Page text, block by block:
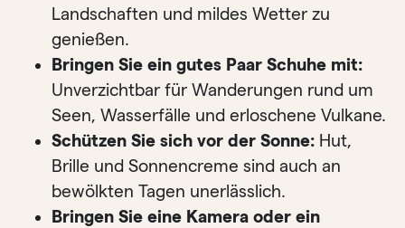
Landschaften und mildes Wetter zu
genießen.
Bringen Sie ein gutes Paar Schuhe mit:
Unverzichtbar für Wanderungen rund um
Seen, Wasserfälle und erloschene Vulkane.
Schützen Sie sich vor der Sonne: Hut,
Brille und Sonnencreme sind auch an
bewölkten Tagen unerlässlich.
Bringen Sie eine Kamera oder ein